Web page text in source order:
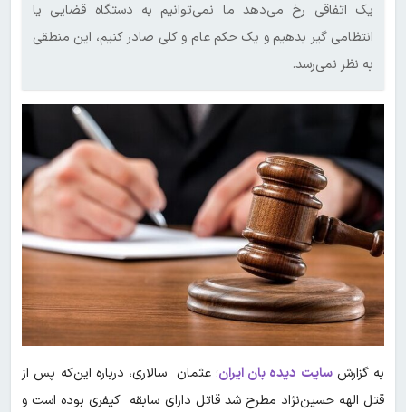
یک اتفاقی رخ می‌دهد ما نمی‌توانیم به دستگاه قضایی یا
انتظامی گیر بدهیم و یک حکم عام و کلی صادر کنیم، این منطقی
به نظر نمی‌رسد.
به گزارشسایت دیده بان ایران؛ عثمان سالاری، درباره این‌که پس از
قتل الهه حسین‌نژاد مطرح شد قاتل دارای سابقه کیفری بوده است و